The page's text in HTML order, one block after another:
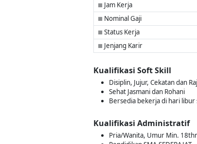
■ Jam Kerja
■ Nominal Gaji
■ Status Kerja
■ Jenjang Karir
Kualifikasi Soft Skill
Disiplin, Jujur, Cekatan dan
Sehat Jasmani dan Rohani
Bersedia bekerja di hari
Kualifikasi Administratif
Pria/Wanita, Umur Min.